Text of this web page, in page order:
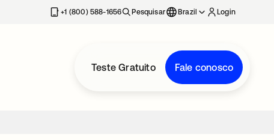
+1 (800) 588-1656 Pesquisar Brazil Login
Teste Gratuito Fale conosco